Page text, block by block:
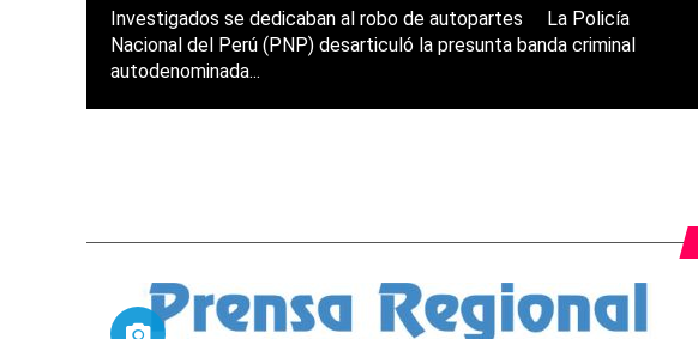
Investigados se dedicaban al robo de autopartes La Policía
Nacional del Perú (PNP) desarticuló la presunta banda criminal
autodenominada...